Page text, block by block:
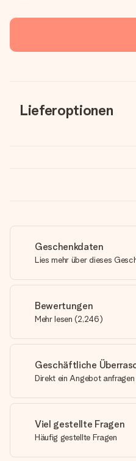
Lieferoptionen
Geschenkdaten
Lies mehr über dieses
Bewertungen
Mehr lesen (2,246)
Geschäftliche
Direkt ein Angebot anfragen
Viel gestellte Fragen
Häufig gestellte Fragen